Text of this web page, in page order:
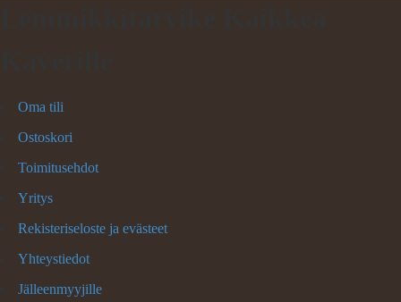
Oma tili
Ostoskori
Toimitusehdot
Yritys
Rekisteriseloste ja evästeet
Yhteystiedot
Jälleenmyyjille